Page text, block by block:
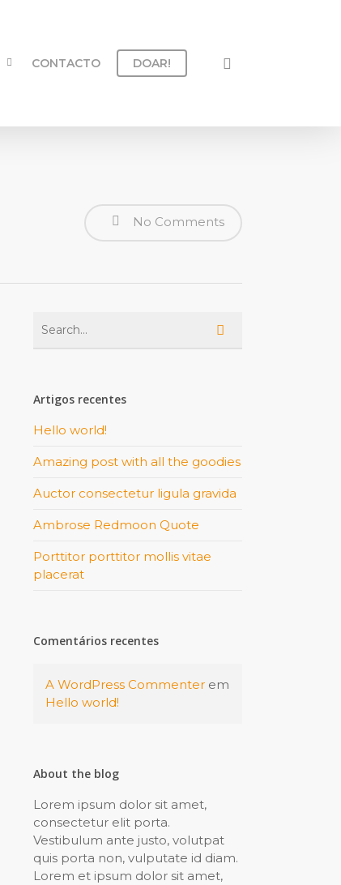
CONTACTO DOAR!
No Comments
Artigos recentes
Hello world!
Amazing post with all the goodies
Auctor consectetur ligula gravida
Ambrose Redmoon Quote
Porttitor porttitor mollis vitae
placerat
Comentários recentes
A WordPress Commenterem
Hello world!
About the blog
Lorem ipsum dolor sit amet,
consectetur elit porta.
Vestibulum ante justo, volutpat
quis porta non, vulputate id diam.
Lorem et ipsum dolor sit amet,